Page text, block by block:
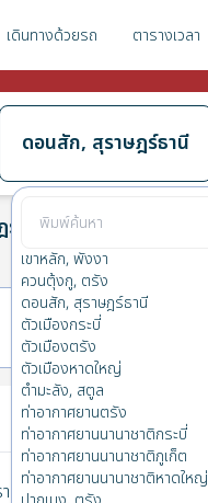
เดินทางด้วยรถ ตารางเวลา
ดอนสัก, สุราษฎร์ธานี
เขาหลัก, พังงา
ควนตุ้งกู, ตรัง
ดอนสัก, สุราษฎร์ธานี
ตัวเมืองกระบี่
ตัวเมืองตรัง
ตัวเมืองหาดใหญ่
ตำมะลัง, สตูล
ท่าอากาศยานตรัง
ท่าอากาศยานนานาชาติกระบี่
ท่าอากาศยานนานาชาติภูเก็ต
ท่าอากาศยานนานาชาติหาดใหญ่
ร์ธานี
24(ศ.)
าษฎร์ธานี